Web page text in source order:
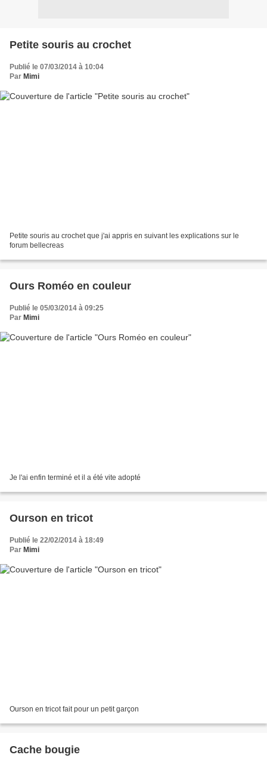
Petite souris au crochet
Publié le 07/03/2014 à 10:04
Par Mimi
Petite souris au crochet que j'ai appris en suivant les explications sur le
forum bellecreas
Ours Roméo en couleur
Publié le 05/03/2014 à 09:25
Par Mimi
Je l'ai enfin terminé et il a été vite adopté
Ourson en tricot
Publié le 22/02/2014 à 18:49
Par Mimi
Ourson en tricot fait pour un petit garçon
Cache bougie